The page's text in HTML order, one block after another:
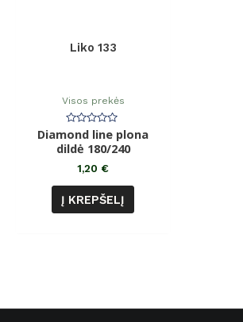
Liko 133
Visos prekės
Įvertinimas:
0
iš
Diamond line plona
dildė 180/240
1,20 €
Į KREPŠELĮ